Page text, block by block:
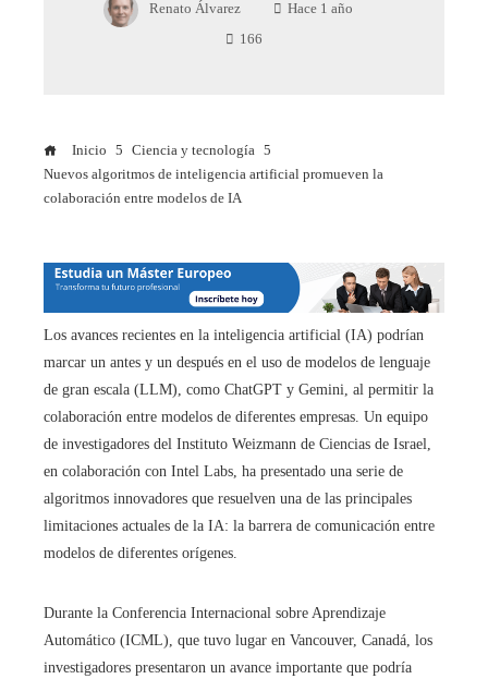
Renato Álvarez Hace 1 año
166
Inicio
Ciencia y tecnología
Nuevos algoritmos de inteligencia artificial promueven la
colaboración entre modelos de IA
Los avances recientes en la inteligencia artificial (IA) podrían
marcar un antes y un después en el uso de modelos de lenguaje
de gran escala (LLM), como ChatGPT y Gemini, al permitir la
colaboración entre modelos de diferentes empresas. Un equipo
de investigadores del Instituto Weizmann de Ciencias de Israel,
en colaboración con Intel Labs, ha presentado una serie de
algoritmos innovadores que resuelven una de las principales
limitaciones actuales de la IA: la barrera de comunicación entre
modelos de diferentes orígenes.
Durante la Conferencia Internacional sobre Aprendizaje
Automático (ICML), que tuvo lugar en Vancouver, Canadá, los
investigadores presentaron un avance importante que podría